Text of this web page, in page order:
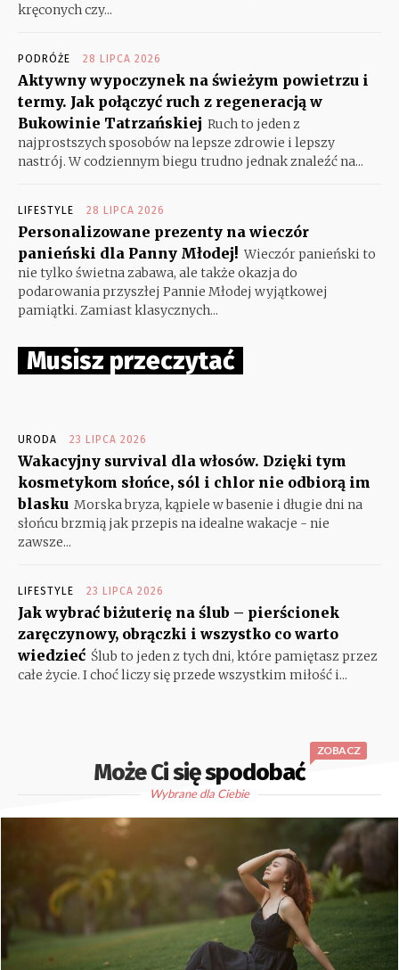
kręconych czy...
PODRÓŻE 28 LIPCA 2026
Aktywny wypoczynek na świeżym powietrzu i
termy. Jak połączyć ruch z regeneracją w
Bukowinie Tatrzańskiej Ruch to jeden z
najprostszych sposobów na lepsze zdrowie i lepszy
nastrój. W codziennym biegu trudno jednak znaleźć na...
LIFESTYLE 28 LIPCA 2026
Personalizowane prezenty na wieczór
panieński dla Panny Młodej! Wieczór panieński to
nie tylko świetna zabawa, ale także okazja do
podarowania przyszłej Pannie Młodej wyjątkowej
pamiątki. Zamiast klasycznych...
Musisz przeczytać
URODA 23 LIPCA 2026
Wakacyjny survival dla włosów. Dzięki tym
kosmetykom słońce, sól i chlor nie odbiorą im
blasku Morska bryza, kąpiele w basenie i długie dni na
słońcu brzmią jak przepis na idealne wakacje - nie
zawsze...
LIFESTYLE 23 LIPCA 2026
Jak wybrać biżuterię na ślub – pierścionek
zaręczynowy, obrączki i wszystko co warto
wiedzieć Ślub to jeden z tych dni, które pamiętasz przez
całe życie. I choć liczy się przede wszystkim miłość i...
Może Ci się spodobać
ZOBACZ
Wybrane dla Ciebie